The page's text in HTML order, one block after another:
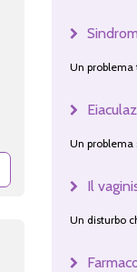
Un
Un problema
Il
Un disturbo